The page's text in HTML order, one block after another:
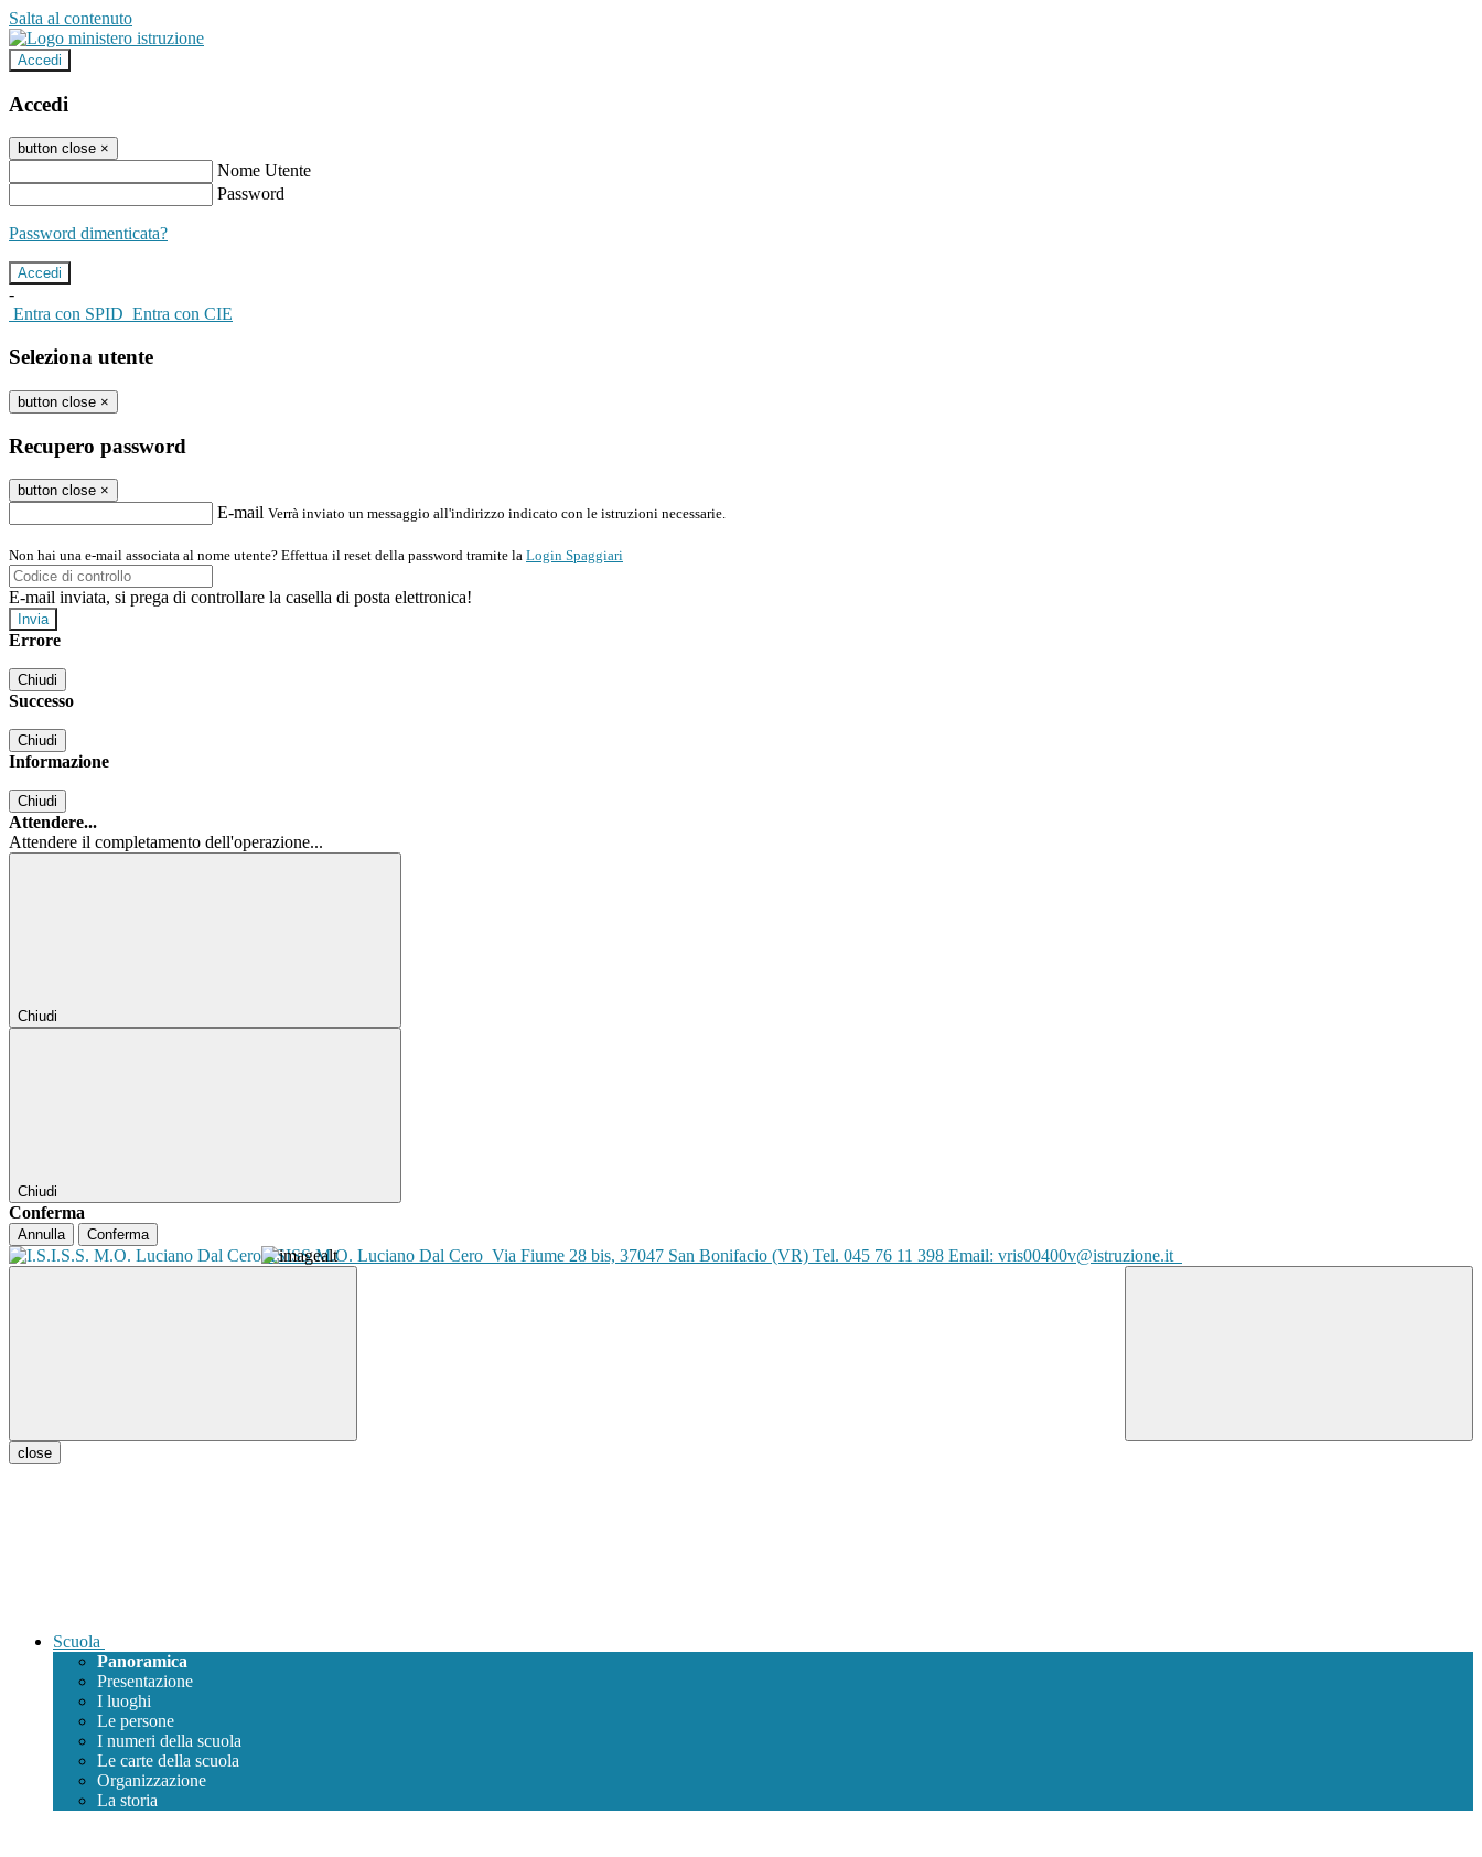
Salta al contenuto
Accedi
Accedi
button close ×
Nome Utente
Password
Password dimenticata?
-
Entra con SPID Entra con CIE
Seleziona utente
button close ×
Recupero password
button close ×
E-mail Verrà inviato un messaggio all'indirizzo indicato con le istruzioni necessarie.
Non hai una e-mail associata al nome utente? Effettua il reset della password tramite la Login Spaggiari
E-mail inviata, si prega di controllare la casella di posta elettronica!
Errore
Chiudi
Successo
Chiudi
Informazione
Chiudi
Attendere...
Attendere il completamento dell'operazione...
Chiudi
Chiudi
Conferma
Annulla Conferma
ISISS M.O. Luciano Dal Cero Via Fiume 28 bis, 37047 San Bonifacio (VR) Tel. 045 76 11 398 Email: vris00400v@istruzione.it
close
Scuola
Panoramica
Presentazione
I luoghi
Le persone
I numeri della scuola
Le carte della scuola
Organizzazione
La storia